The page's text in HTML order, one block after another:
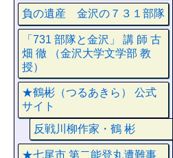
負の遺産 金沢の７３１部隊
「731 部隊と金沢」 講 師 古
畑 徹 （金沢大学文学部 教
授）
★鶴彬（つるあきら） 公式
サイト
反戦川柳作家・鶴 彬
★七尾市 第二能登丸遭難事